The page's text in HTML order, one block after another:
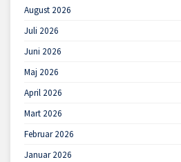
August 2026
Juli 2026
Juni 2026
Maj 2026
April 2026
Mart 2026
Februar 2026
Januar 2026